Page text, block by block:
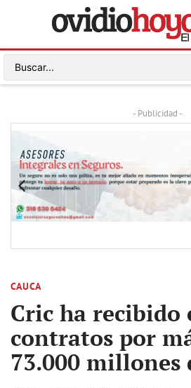
- Publicidad -
CAUCA
Cric ha recibido
contratos por
73.000 millones